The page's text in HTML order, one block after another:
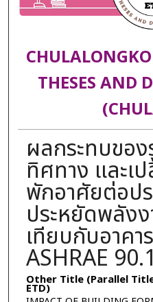
THESES AND
ผลกระทบของ
ทิศทาง และเ
พักอาศัยต่อป
ประหยัดพลัง
เทียบกับอาคา
ASHRAE
Other Title (Parallel
ETD)